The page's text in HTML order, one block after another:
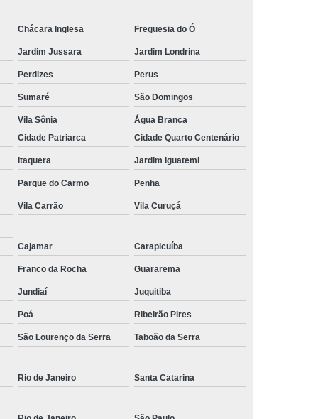
Chácara Inglesa Freguesia do Ó
Jardim Jussara Jardim Londrina
Perdizes Perus
Sumaré São Domingos
Vila Sônia
Água Branca
Cidade Patriarca Cidade Quarto Centenário
Itaquera Jardim Iguatemi
Parque do Carmo Penha
Vila Carrão Vila Curuçá
Cajamar Carapicuíba
Franco da Rocha Guararema
Jundiaí Juquitiba
Poá Ribeirão Pires
São Lourenço da Serra Taboão da Serra
Rio de Janeiro Santa Catarina